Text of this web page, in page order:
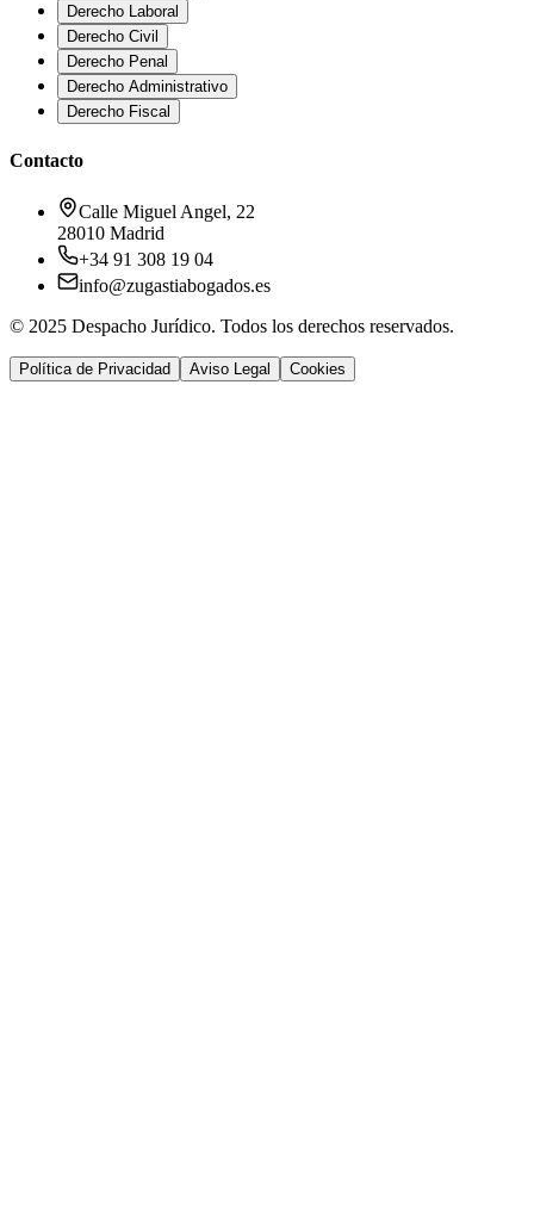
Derecho Laboral
Derecho Civil
Derecho Penal
Derecho Administrativo
Derecho Fiscal
Contacto
Calle Miguel Angel, 22
28010 Madrid
+34 91 308 19 04
info@zugastiabogados.es
© 2025 Despacho Jurídico. Todos los derechos reservados.
Política de Privacidad Aviso Legal Cookies